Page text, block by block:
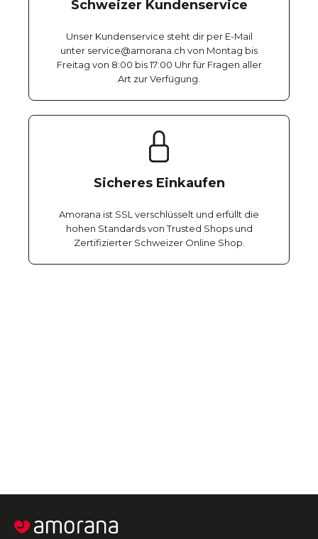
Schweizer Kundenservice
Unser Kundenservice steht dir per E-Mail
unter service@amorana.ch von Montag bis
Freitag von 8:00 bis 17:00 Uhr für Fragen aller
Art zur Verfügung.
Sicheres Einkaufen
Amorana ist SSL verschlüsselt und erfüllt die
hohen Standards von Trusted Shops und
Zertifizierter Schweizer Online Shop.